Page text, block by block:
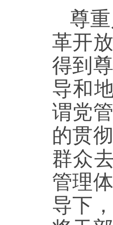
尊
革开
得到
导和
谓党
的贯
群众
管理
导下